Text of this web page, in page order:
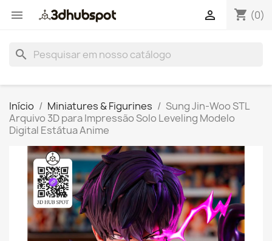
 shopping_cart (0)

search
Início Miniatures & Figurines
Sung Jin-Woo STL
Arquivo 3D para Impressão Solo Leveling Modelo
Digital Estátua Anime